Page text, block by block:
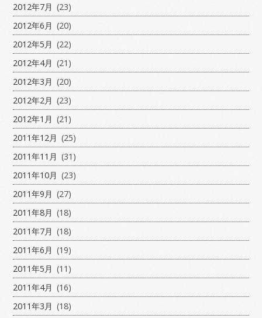
2012年7月 (23)
2012年6月 (20)
2012年5月 (22)
2012年4月 (21)
2012年3月 (20)
2012年2月 (23)
2012年1月 (21)
2011年12月 (25)
2011年11月 (31)
2011年10月 (23)
2011年9月 (27)
2011年8月 (18)
2011年7月 (18)
2011年6月 (19)
2011年5月 (11)
2011年4月 (16)
2011年3月 (18)